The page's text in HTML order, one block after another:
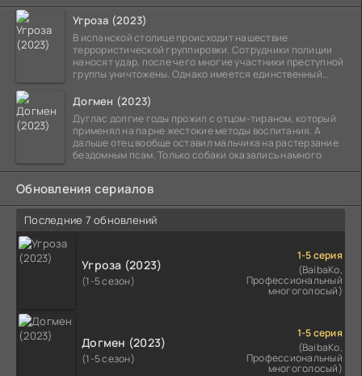
Угроза (2023)
В испанской столице происходит нашествие
террористической группировки. Сотрудники полиции
наносят удар, после чего многие участники преступной
группы уничтожены. Однако имеется единственный
Догмен (2023)
Дуглас долгие годы прожил с отцом-тираном, который
применял на парне жестокие методы воспитания. А
дальше отец вообще оставил мальчика на растерзание
бездомным псам. Только собаки оказались намного
Обновления сериалов
Последние 7 обновлений
Угроза (2023)
(1-5 сезон)
1-5 серия
(BaibaKo,
Профессиональный
многоголосый)
Догмен (2023)
(1-5 сезон)
1-5 серия
(BaibaKo,
Профессиональный
многоголосый)